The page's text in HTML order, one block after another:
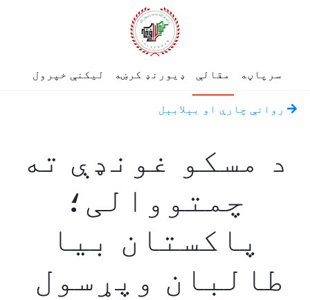
سرپاڼه مقالې ډیورنډ کرښه لیکنې خپرول
روانې چارې او بېلابېل
د مسکو غونډې ته
چمتووالی؛
پاکستان بيا
طالبان وپړسول